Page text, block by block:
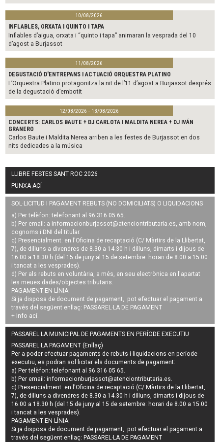
10/08/2026
INFLABLES, ORXATA I QUINTO I TAPA
Inflables d’aigua, orxata i “quinto i tapa” animaran la vesprada del 10
d’agost a Burjassot
11/08/2026
DEGUSTACIÓ D'ENTREPANS I ACTUACIÓ ORQUESTRA PLATINO
L’Orquestra Platino protagonitza la nit de l’11 d’agost a Burjassot després
de la degustació d’embotit
12/08/2026 - 13/08/2026
CONCERTS: CARLOS BAUTE + DJ CARLOTA I MALDITA NEREA + DJ IVÁN
GRANERO
Carlos Baute i Maldita Nerea arriben a les festes de Burjassot en dos
nits dedicades a la música
LLIBRE FESTES SANT ROC 2026
PUNXA ACÍ
SOL·LICITUD I PAGAMENT REBUTS (NO DOMICILIATS) O LIQUIDACIONS
a) Per telèfon: telefonant al 96 316 05 65.
b) Per email: a informacionburjassot@atenciontributaria.es, amb nom,
cognoms i DNI del titular.
c) Presencialment: en l'Oficina de recaptació (C/ Màrtirs de la Llibertat,
7), de dilluns a divendres de 8.30 a 14.30 h i dilluns, dimarts i dijous de
16.00 a 18.30 h (del 15 de juny al 15 de setembre: horari de 8.00 a 15.00
i tancat a les vesprades).
d) Per als rebuts en voluntària, a més, en seu electrònica en l'apartat
les meues dades/objectes tributaris.
PAGAMENT EN LÍNIA:
Si ja disposa de document de pagament, pot efectuar el pagament a
través del següent enllaç: PASSAREL·LA DE PAGAMENT
+ Info ací.
PASSAREL·LA MUNICIPAL DE PAGAMENTS EN PERÍODE EXECUTIU
PASSAREL·LA PAGAMENT (Enllaç)
Per a poder efectuar pagaments derebuts i liquidacions en període
executiu, es podran sol·licitar els documents de pagament:
a) Per telèfon: telefonant al 96 316 05 65.
b) Per email:informacionburjassot@atenciontributaria.es.
c) Presencialment: en l'Oficina de recaptació (C/ Màrtirs de la Llibertat,
7), de dilluns a divendres de 8.30 a 14.30 h i dilluns, dimarts i dijous de
16.00 a 18.30 h (del 15 de juny al 15 de setembre: horari de 8.00 a 15.00
i tancat a les vesprades).
PAGAMENT EN LÍNIA:
Si ja disposa de document de pagament, pot efectuar el pagament a
través del següent enllaç: PASSAREL·LA DE PAGAMENT